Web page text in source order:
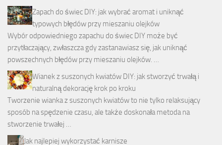
Zapach do świec DIY: jak wybrać aromat i uniknąć
typowych błędów przy mieszaniu olejków
Wybór odpowiedniego zapachu do świec DIY może być
przytłaczający, zwłaszcza gdy zastanawiasz się, jak uniknąć
powszechnych błędów przy mieszaniu olejków. …
Wianek z suszonych kwiatów DIY: jak stworzyć trwałą i
naturalną dekorację krok po kroku
Tworzenie wianka z suszonych kwiatów to nie tylko relaksujący
sposób na spędzenie czasu, ale także doskonała metoda na
stworzenie trwałej …
Jak najlepiej wykorzystać karnisze